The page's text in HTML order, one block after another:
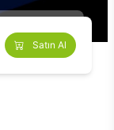
Satın Al